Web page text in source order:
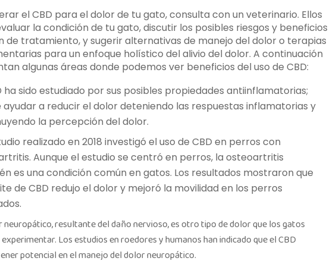
el CBD para el dolor de tu gato, consulta con un veterinario. Ellos
la condición de tu gato, discutir los posibles riesgos y beneficios
de tratamiento, y sugerir alternativas de manejo del dolor o terapias
para un enfoque holístico del alivio del dolor. A continuación
algunas áreas donde podemos ver beneficios del uso de CBD:
ha sido estudiado por sus posibles propiedades antiinflamatorias;
ayudar a reducir el dolor deteniendo las respuestas inflamatorias y
la percepción del dolor.
realizado en 2018 investigó el uso de CBD en perros con
Aunque el estudio se centró en perros, la osteoartritis
es una condición común en gatos. Los resultados mostraron que
de CBD redujo el dolor y mejoró la movilidad en los perros
neuropático, resultante del daño nervioso, es otro tipo de dolor que los gatos
Los estudios en roedores y humanos han indicado que el CBD
potencial en el manejo del dolor neuropático.